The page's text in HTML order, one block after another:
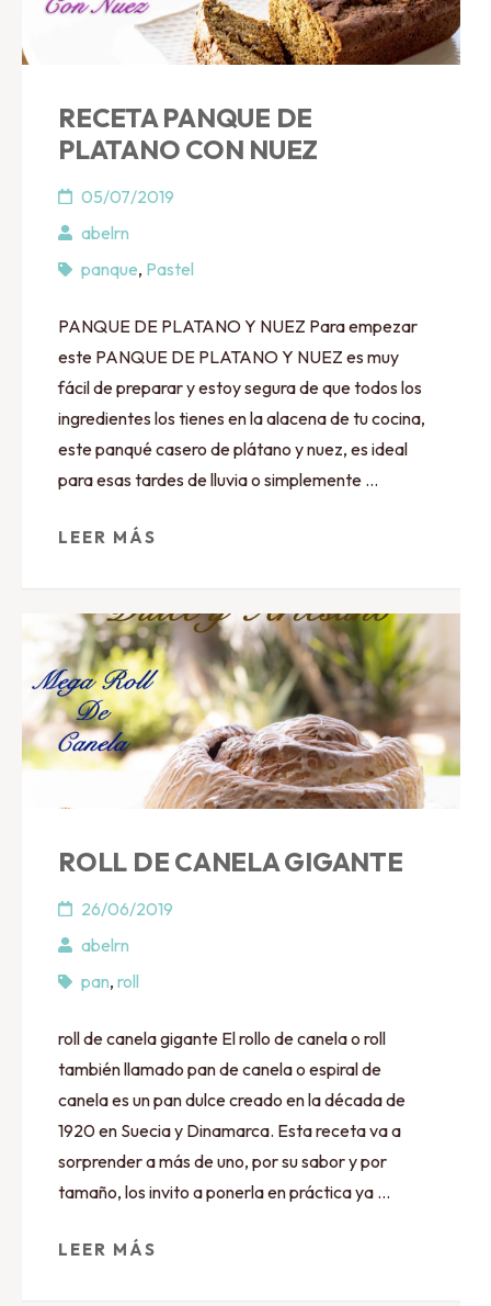
RECETA PANQUE DE
PLATANO CON NUEZ
05/07/2019
abelrn
panque, Pastel
PANQUE DE PLATANO Y NUEZ Para empezar
este PANQUE DE PLATANO Y NUEZ es muy
fácil de preparar y estoy segura de que todos los
ingredientes los tienes en la alacena de tu cocina,
este panqué casero de plátano y nuez, es ideal
para esas tardes de lluvia o simplemente …
LEER MÁS
ROLL DE CANELA GIGANTE
26/06/2019
abelrn
pan, roll
roll de canela gigante El rollo de canela o roll
también llamado pan de canela o espiral de
canela es un pan dulce creado en la década de
1920 en Suecia y Dinamarca. Esta receta va a
sorprender a más de uno, por su sabor y por
tamaño, los invito a ponerla en práctica ya …
LEER MÁS